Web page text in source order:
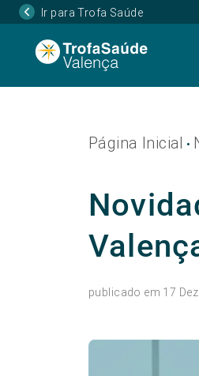
Ir para Trofa Saúde
Página Inicial •
publicado em 17